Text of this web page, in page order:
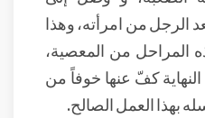
الرجل من امرأته، وهذا
من المعصية،
النهاية كفّ عنها خوفاً من
بهذا العمل الصالح.